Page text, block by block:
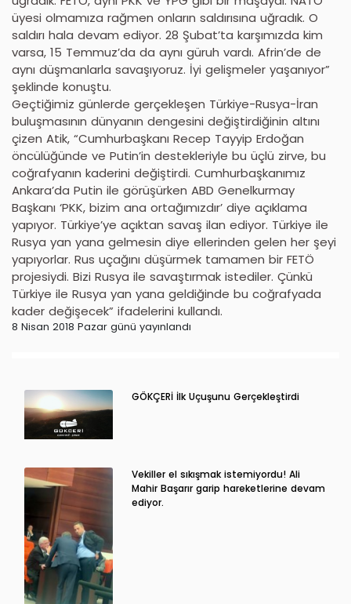
üyesi olmamıza rağmen onların saldırısına uğradık. O
saldırı hala devam ediyor. 28 Şubat’ta karşımızda kim
varsa, 15 Temmuz’da da aynı güruh vardı. Afrin’de de
aynı düşmanlarla savaşıyoruz. İyi gelişmeler yaşanıyor”
şeklinde konuştu.
Geçtiğimiz günlerde gerçekleşen Türkiye-Rusya-İran
buluşmasının dünyanın dengesini değiştirdiğinin altını
çizen Atik, “Cumhurbaşkanı Recep Tayyip Erdoğan
öncülüğünde ve Putin’in destekleriyle bu üçlü zirve, bu
coğrafyanın kaderini değiştirdi. Cumhurbaşkanımız
Ankara’da Putin ile görüşürken ABD Genelkurmay
Başkanı ‘PKK, bizim ana ortağımızdır’ diye açıklama
yapıyor. Türkiye’ye açıktan savaş ilan ediyor. Türkiye ile
Rusya yan yana gelmesin diye ellerinden gelen her şeyi
yapıyorlar. Rus uçağını düşürmek tamamen bir FETÖ
projesiydi. Bizi Rusya ile savaştırmak istediler. Çünkü
Türkiye ile Rusya yan yana geldiğinde bu coğrafyada
kader değişecek” ifadelerini kullandı.
8 Nisan 2018 Pazar günü yayınlandı
GÖKÇERİ İlk Uçuşunu Gerçekleştirdi
Vekiller el sıkışmak istemiyordu! Ali
Mahir Başarır garip hareketlerine devam
ediyor.